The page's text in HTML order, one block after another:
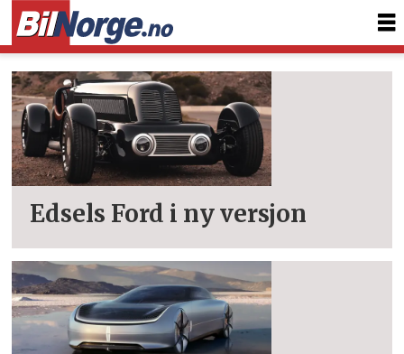
Tag:
lincoln
Edsels Ford i ny versjon